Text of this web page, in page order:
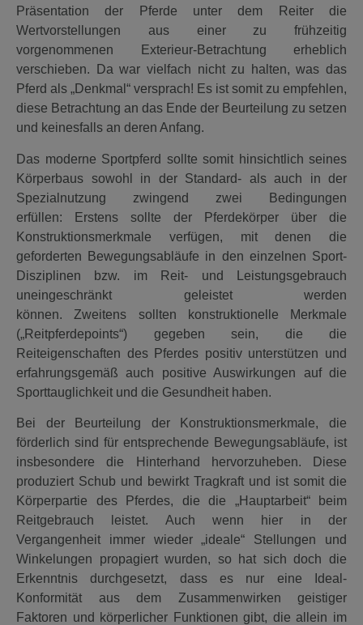
Präsentation der Pferde unter dem Reiter die
Wertvorstellungen aus einer zu frühzeitig
vorgenommenen Exterieur-Betrachtung erheblich
verschieben. Da war vielfach nicht zu halten, was das
Pferd als „Denkmal“ versprach! Es ist somit zu empfehlen,
diese Betrachtung an das Ende der Beurteilung zu setzen
und keinesfalls an deren Anfang.
Das moderne Sportpferd sollte somit hinsichtlich seines
Körperbaus sowohl in der Standard- als auch in der
Spezialnutzung zwingend zwei Bedingungen
erfüllen: Erstens sollte der Pferdekörper über die
Konstruktionsmerkmale verfügen, mit denen die
geforderten Bewegungsabläufe in den einzelnen Sport-
Disziplinen bzw. im Reit- und Leistungsgebrauch
uneingeschränkt geleistet werden
können. Zweitens sollten konstruktionelle Merkmale
(„Reitpferdepoints“) gegeben sein, die die
Reiteigenschaften des Pferdes positiv unterstützen und
erfahrungsgemäß auch positive Auswirkungen auf die
Sporttauglichkeit und die Gesundheit haben.
Bei der Beurteilung der Konstruktionsmerkmale, die
förderlich sind für entsprechende Bewegungsabläufe, ist
insbesondere die Hinterhand hervorzuheben. Diese
produziert Schub und bewirkt Tragkraft und ist somit die
Körperpartie des Pferdes, die die „Hauptarbeit“ beim
Reitgebrauch leistet. Auch wenn hier in der
Vergangenheit immer wieder „ideale“ Stellungen und
Winkelungen propagiert wurden, so hat sich doch die
Erkenntnis durchgesetzt, dass es nur eine Ideal-
Konformität aus dem Zusammenwirken geistiger
Faktoren und körperlicher Funktionen gibt, die allein im